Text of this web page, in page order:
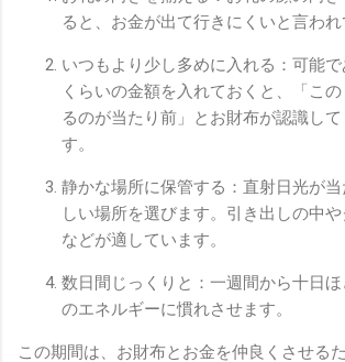
ると、お金が出て行きにくいと言われ
いつもより少し多めに入れる：可能
くらいの金額を入れておくと、「こ
るのが当たり前」とお財布が認識し
す。
静かな場所に保管する：直射日光が
しい場所を選びます。引き出しの中
などが適しています。
数日間じっくりと：一週間から十日
のエネルギーに慣れさせます。
この期間は、お財布とお金を仲良くさせる